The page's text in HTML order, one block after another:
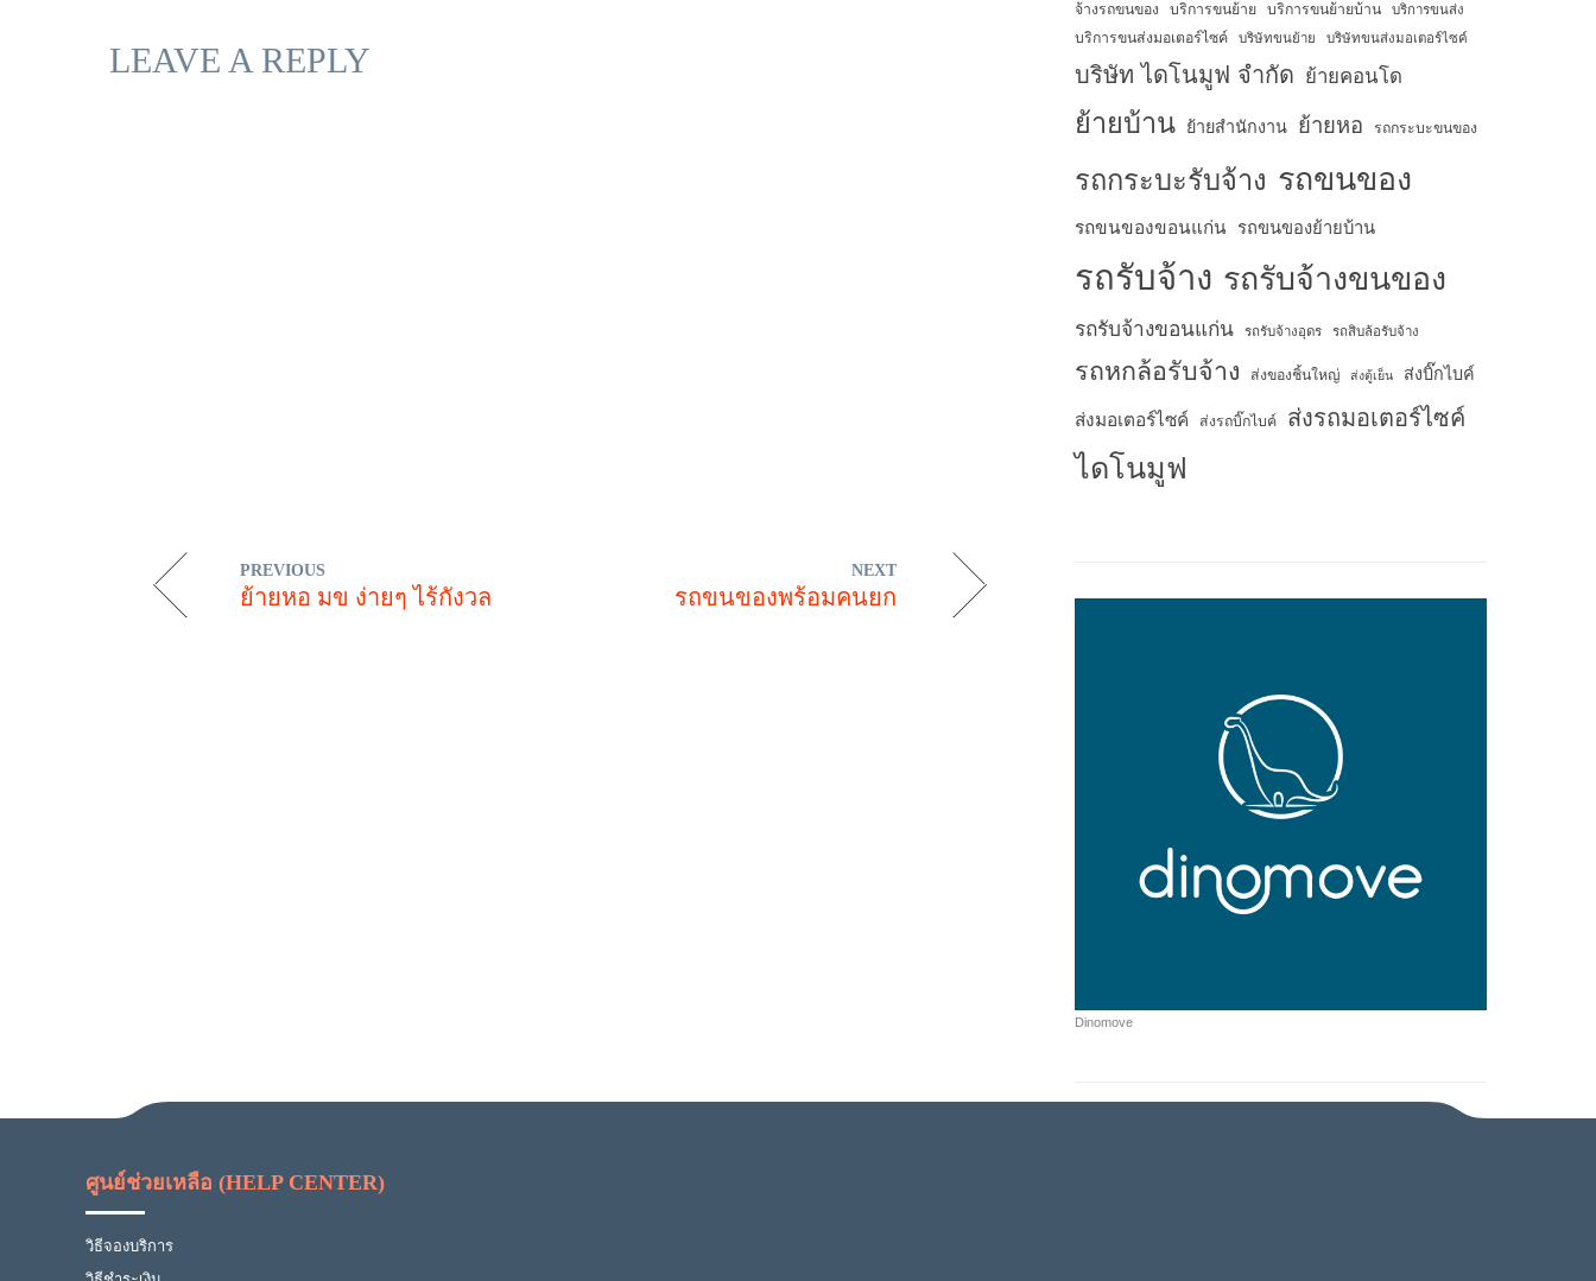
LEAVE A REPLY
PREVIOUS
ย้ายหอ มข ง่ายๆ ไร้กังวล
NEXT
รถขนของพร้อมคนยก
จ้างรถขนของ บริการขนย้าย บริการขนย้ายบ้าน บริการขนส่ง
บริการขนส่งมอเตอร์ไซค์ บริษัทขนย้าย บริษัทขนส่งมอเตอร์ไซค์
บริษัท ไดโนมูฟ จำกัด ย้ายคอนโด
ย้ายบ้าน ย้ายสำนักงาน ย้ายหอ รถกระบะขนของ
รถกระบะรับจ้าง รถขนของ
รถขนของขอนแก่น รถขนของย้ายบ้าน
รถรับจ้าง รถรับจ้างขนของ
รถรับจ้างขอนแก่น รถรับจ้างอุดร รถสิบล้อรับจ้าง
รถหกล้อรับจ้าง ส่งของชิ้นใหญ่ ส่งตู้เย็น ส่งบิ๊กไบค์
ส่งมอเตอร์ไซค์ ส่งรถบิ๊กไบค์ ส่งรถมอเตอร์ไซค์
ไดโนมูฟ
Dinomove
ศูนย์ช่วยเหลือ (HELP CENTER)
วิธีจองบริการ